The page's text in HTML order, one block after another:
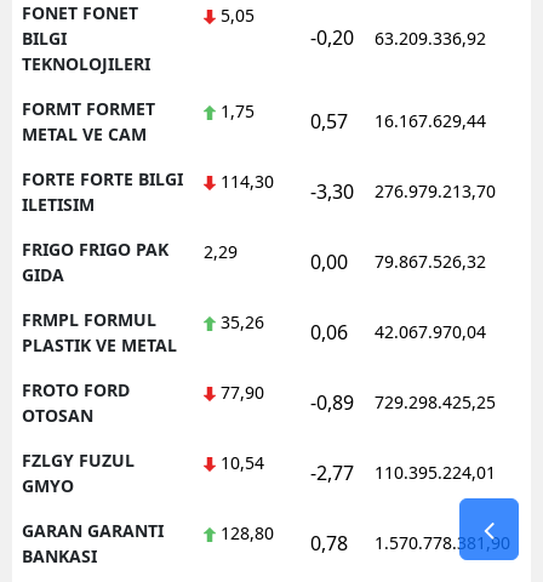
FONET FONET
BILGI
TEKNOLOJILERI
5,05
-0,20 63.209.336,92
FORMT FORMET
METAL VE CAM
1,75 0,57 16.167.629,44
FORTE FORTE BILGI
ILETISIM
114,30 -3,30 276.979.213,70
FRIGO FRIGO PAK
GIDA
2,29 0,00 79.867.526,32
FRMPL FORMUL
PLASTIK VE METAL
35,26 0,06 42.067.970,04
FROTO FORD
OTOSAN
77,90 -0,89 729.298.425,25
FZLGY FUZUL
GMYO
10,54 -2,77 110.395.224,01
GARAN GARANTI
BANKASI
128,80 0,78 1.570.778.381,90